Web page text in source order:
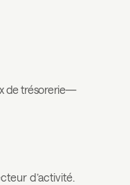
de trésorerie—
d’activité.